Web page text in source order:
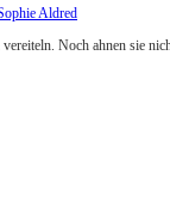
Aldred
Noch ahnen sie